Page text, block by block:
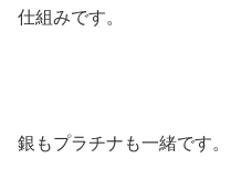
仕組みです。
銀もプラチナも一緒です。